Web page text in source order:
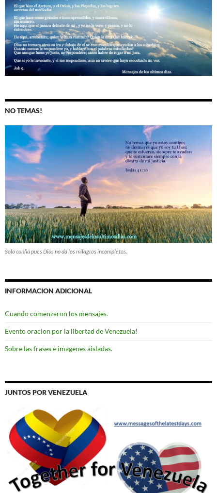
NO TEMAS!
Solo confia pues Dios no da los milagros incompletos.
INFORMACION ADICIONAL
Cuando comenzaron los mensajes.
Evento oracion por la libertad de Venezuela!
Sobre las frases e imagenes aisladas.
JUNTOS POR VENEZUELA